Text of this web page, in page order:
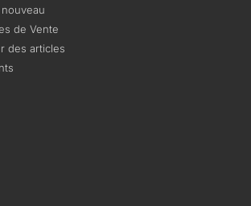
de Vente
des articles